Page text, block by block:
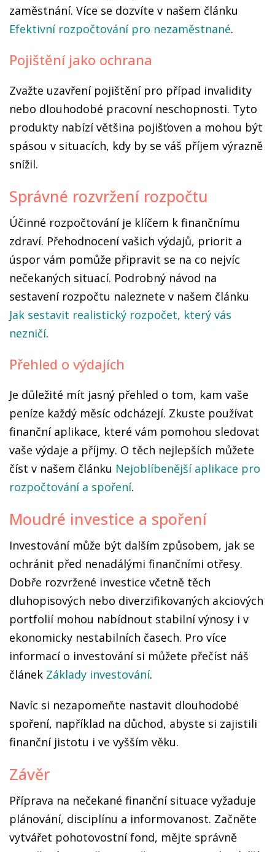
zaměstnání. Více se dozvíte v našem článku
Efektivní rozpočtování pro nezaměstnané.
Pojištění jako ochrana
Zvažte uzavření pojištění pro případ invalidity
nebo dlouhodobé pracovní neschopnosti. Tyto
produkty nabízí většina pojišťoven a mohou být
spásou v situacích, kdy by se váš příjem výrazně
snížil.
Správné rozvržení rozpočtu
Účinné rozpočtování je klíčem k finančnímu
zdraví. Přehodnocení vašich výdajů, priorit a
úspor vám pomůže připravit se na co nejvíc
nečekaných situací. Podrobný návod na
sestavení rozpočtu naleznete v našem článku
Jak sestavit realistický rozpočet, který vás
nezničí.
Přehled o výdajích
Je důležité mít jasný přehled o tom, kam vaše
peníze každý měsíc odcházejí. Zkuste používat
finanční aplikace, které vám pomohou sledovat
vaše výdaje a příjmy. O těch nejlepších můžete
číst v našem článku Nejoblíbenější aplikace pro
rozpočtování a spoření.
Moudré investice a spoření
Investování může být dalším způsobem, jak se
ochránit před nenadálými finančními otřesy.
Dobře rozvržené investice včetně těch
dluhopisových nebo diverzifikovaných akciových
portfolií mohou nabídnout stabilní výnosy i v
ekonomicky nestabilních časech. Pro více
informací o investování si můžete přečíst náš
článek Základy investování.
Navíc si nezapomeňte nastavit dlouhodobé
spoření, například na důchod, abyste si zajistili
finanční jistotu i ve vyšším věku.
Závěr
Příprava na nečekané finanční situace vyžaduje
plánování, disciplínu a informovanost. Začněte
vytvářet pohotovostní fond, mějte správně